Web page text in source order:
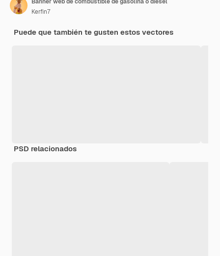
Kerfin7
Puede que también te gusten estos vectores
PSD relacionados